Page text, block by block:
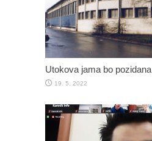
Utokova jama bo pozidana
19. 5. 2022